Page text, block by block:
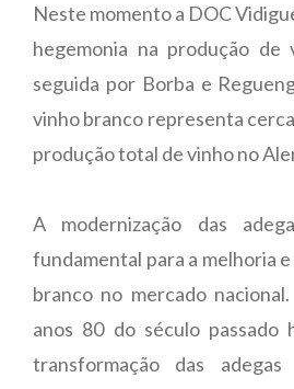
Neste momento a DOC
hegemonia na produção de
seguida por Borba e
vinho branco representa
produção total de vinho no
A modernização das
fundamental para a melhoria
branco no mercado
anos 80 do século passado
transformação das